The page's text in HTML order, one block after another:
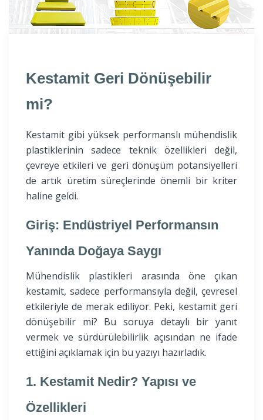
Kestamit Geri Dönüşebilir
mi?
Kestamit gibi yüksek performanslı mühendislik
plastiklerinin sadece teknik özellikleri değil,
çevreye etkileri ve geri dönüşüm potansiyelleri
de artık üretim süreçlerinde önemli bir kriter
haline geldi.
Giriş: Endüstriyel Performansın
Yanında Doğaya Saygı
Mühendislik plastikleri arasında öne çıkan
kestamit, sadece performansıyla değil, çevresel
etkileriyle de merak ediliyor. Peki, kestamit geri
dönüşebilir mi? Bu soruya detaylı bir yanıt
vermek ve sürdürülebilirlik açısından ne ifade
ettiğini açıklamak için bu yazıyı hazırladık.
1. Kestamit Nedir? Yapısı ve
Özellikleri